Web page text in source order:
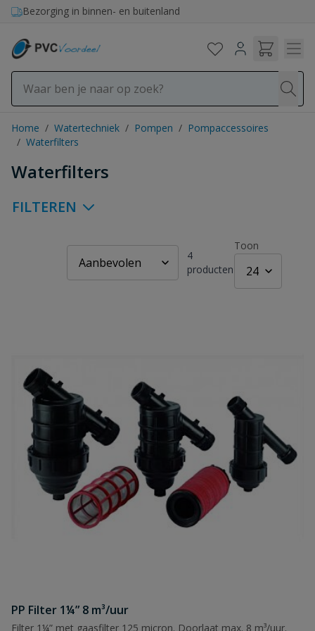
Ga naar de inhoud
Bezorging in binnen- en buitenland
Home / Watertechniek / Pompen / Pompaccessoires
/ Waterfilters
Waterfilters
FILTEREN
4
producten
Toon
PP Filter 1¼” 8 m³/uur
Filter 1¼” met gaasfilter 125 micron. Doorlaat max. 8 m³/uur.